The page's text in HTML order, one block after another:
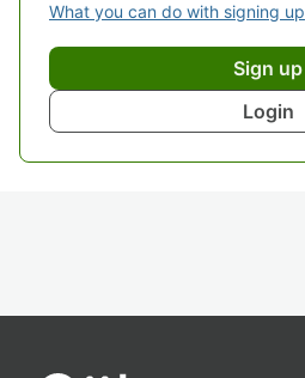
What you can do with signing up
Sign up
Login